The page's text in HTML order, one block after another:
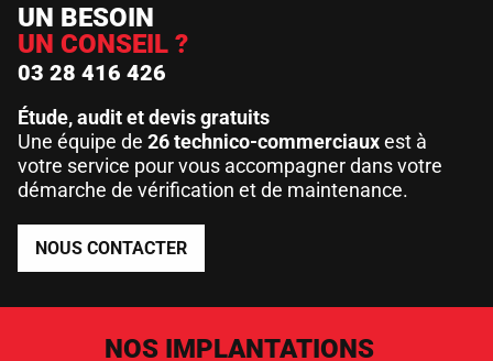
UN BESOIN
UN CONSEIL ?
03 28 416 426
Étude, audit et devis gratuits
Une équipe de 26 technico-commerciauxest à
votre service pour vous accompagner dans votre
démarche de vérification et de maintenance.
NOUS CONTACTER
NOS IMPLANTATIONS